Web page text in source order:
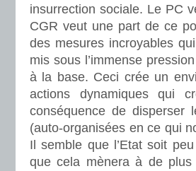
insurrection sociale. Le PC
CGR veut une part de ce
des mesures incroyables
mis sous l’immense
à la base. Ceci crée un
actions dynamiques qui
conséquence de disperser
(auto-organisées en ce qui
Il semble que l’Etat soit
que cela mènera à de plus